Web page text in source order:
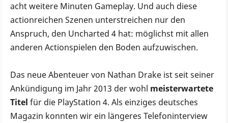
acht weitere Minuten Gameplay. Und auch diese
actionreichen Szenen unterstreichen nur den
Anspruch, den Uncharted 4 hat: möglichst mit allen
anderen Actionspielen den Boden aufzuwischen.
Das neue Abenteuer von Nathan Drake ist seit seiner
Ankündigung im Jahr 2013 der wohl meisterwartete
Titel für die PlayStation 4. Als einziges deutsches
Magazin konnten wir ein längeres Telefoninterview